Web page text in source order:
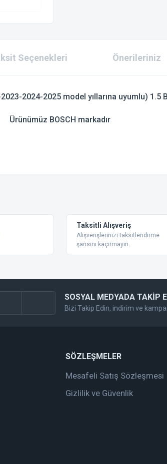
Seçenekleri Önerileriniz
2024-2025 model yıllarına uyumlu) 1.5
Ürünümüz BOSCH markadır
Taksitli Alışveriş
Alışverişlerinizi taksitlendirme
şansını kaçırmayın.
SOSYAL MEDYADA TAKİP
Bizi Takip Edin, indirim ve
SÖZLEŞMELER
Mesafeli Satış Sözleşmesi
Gizlilik ve Güvenlik